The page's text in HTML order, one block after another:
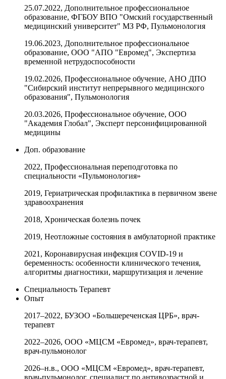
25.07.2022, Дополнительное профессиональное
образование, ФГБОУ ВПО "Омский государственный
медицинский университет" МЗ РФ, Пульмонология
19.06.2023, Дополнительное профессиональное
образование, ООО "АПО "Евромед", Экспертиза
временной нетрудоспособности
19.02.2026, Профессиональное обучение, АНО ДПО
"Сибирский институт непрерывного медицинского
образования", Пульмонология
20.03.2026, Профессиональное обучение, ООО
"Академия Глобал", Эксперт персонифицированной
медицины
Доп. образование
2022, Профессиональная переподготовка по
специальности «Пульмонология»
2019, Гериатрическая профилактика в первичном звене
здравоохранения
2018, Хроническая болезнь почек
2019, Неотложные состояния в амбулаторной практике
2021, Коронавирусная инфекция COVID-19 и
беременность: особенности клинического течения,
алгоритмы диагностики, маршрутизация и лечение
Специальность Терапевт
Опыт
2017–2022, БУЗОО «Большереченская ЦРБ», врач-
терапевт
2022–2026, ООО «МЦСМ «Евромед», врач-терапевт,
врач-пульмонолог
2026–н.в., ООО «МЦСМ «Евромед», врач-терапевт,
врач-пульмонолог, специалист по антивозрастной и